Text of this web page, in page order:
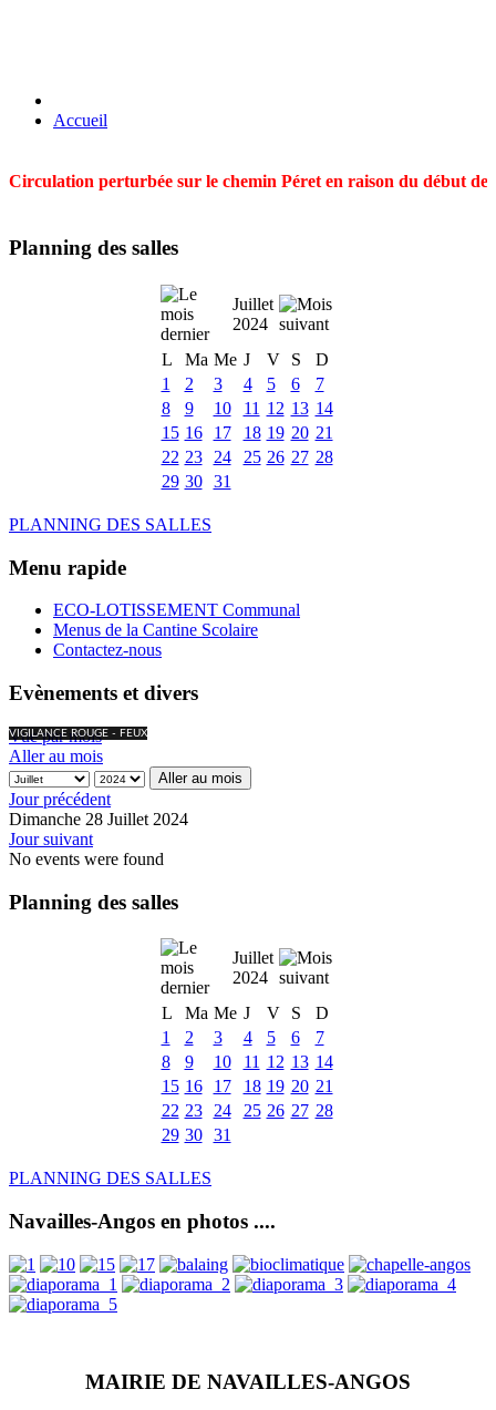
Accueil
Circulation perturbée sur le chemin Péret en raison du début
Planning des salles
Juillet
2024
L
Ma Me J V S
D
1
2 3 4 5 6
7
8
9 10 11 12 13 14
15 16 17 18 19 20 21
22 23 24 25 26 27 28
29 30 31
PLANNING DES SALLES
Menu rapide
ECO-LOTISSEMENT Communal
Menus de la Cantine Scolaire
Contactez-nous
Evènements et divers
VIGILANCE ROUGE - FEUX
Vue par mois
Aller au mois
Aller au mois
Jour précédent
Dimanche 28 Juillet 2024
Jour suivant
No events were found
Planning des salles
Juillet
2024
L
Ma Me J V S
D
1
2 3 4 5 6
7
8
9 10 11 12 13 14
15 16 17 18 19 20 21
22 23 24 25 26 27 28
29 30 31
PLANNING DES SALLES
Navailles-Angos en photos ....
MAIRIE DE NAVAILLES-ANGOS